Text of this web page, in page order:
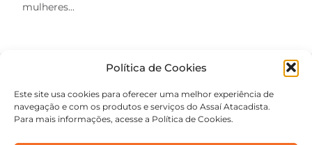
Política de Cookies
Este site usa cookies para oferecer uma melhor experiência de
navegação e com os produtos e serviços do Assaí Atacadista.
Para mais informações, acesse a Política de Cookies.
mulheres...